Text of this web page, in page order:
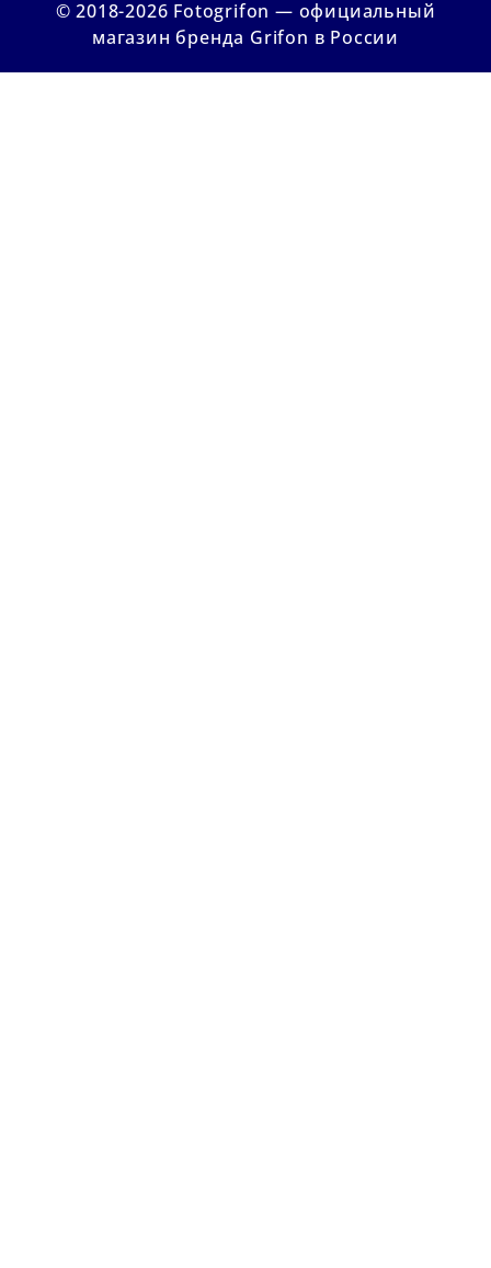
© 2018-2026 Fotogrifon — официальный
магазин бренда Grifon в России